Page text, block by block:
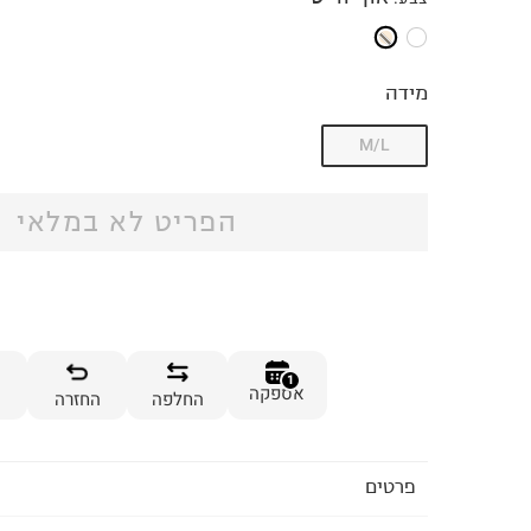
מידה
M/L
הפריט לא במלאי
1
אספקה החלפה החזרה
פרטים